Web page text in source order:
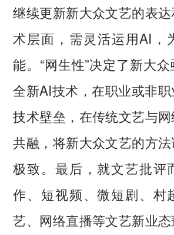
继续更新新大众文艺的表
术层面，需灵活运用AI，
能。“网生性”决定了新大
全新AI技术，在职业或非
技术壁垒，在传统文艺与
共融，将新大众文艺的方
极致。最后，就文艺批评
作、短视频、微短剧、村
艺、网络直播等文艺新业